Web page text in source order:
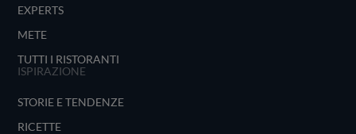
EXPERTS
METE
TUTTI I RISTORANTI
ISPIRAZIONE
STORIE E TENDENZE
RICETTE